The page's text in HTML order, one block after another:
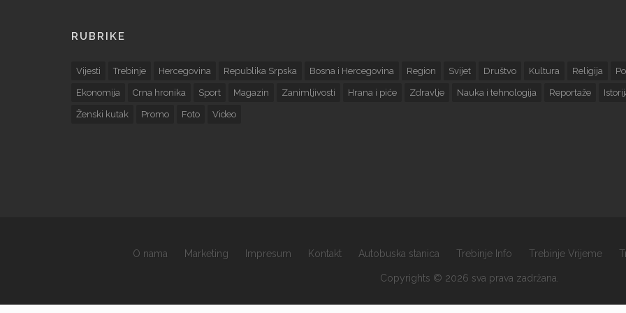
RUBRIKE
Vijesti Trebinje Hercegovina Republika Srpska Bosna i Hercegovina Region Svijet Društvo Kultura Religija
Ekonomija Crna hronika Sport Magazin Zanimljivosti Hrana i piće Zdravlje Nauka i tehnologija Reportaže
Ženski kutak Promo Foto Video
O nama Marketing Impresum Kontakt Autobuska stanica Trebinje Info Trebinje Vrijeme
Copyrights © 2026 sva prava zadržana.